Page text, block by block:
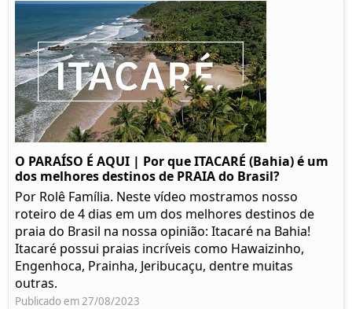
O PARAÍSO É AQUI | Por que ITACARÉ (Bahia) é um
dos melhores destinos de PRAIA do Brasil?
Por Rolê Família. Neste vídeo mostramos nosso
roteiro de 4 dias em um dos melhores destinos de
praia do Brasil na nossa opinião: Itacaré na Bahia!
Itacaré possui praias incríveis como Hawaizinho,
Engenhoca, Prainha, Jeribucaçu, dentre muitas
outras.
Publicado em 27/08/2023